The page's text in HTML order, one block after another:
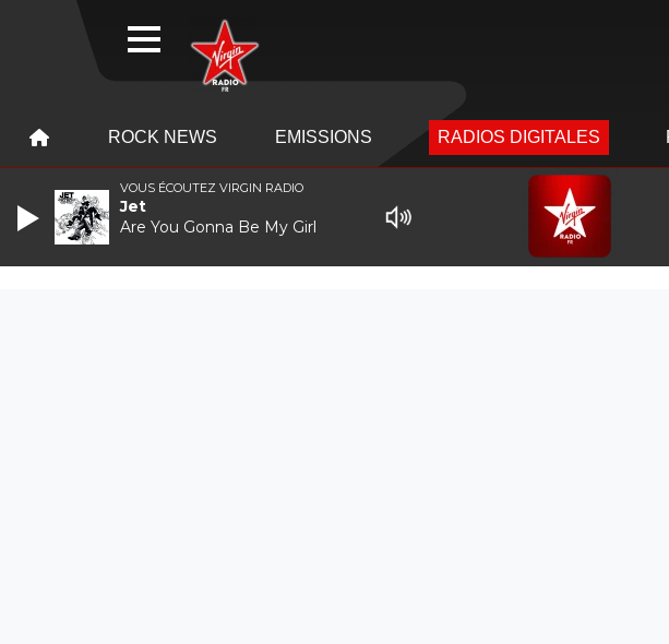
ROCK NEWS EMISSIONS RADIOS DIGITALES
VOUS ÉCOUTEZ VIRGIN RADIO
Jet
Are You Gonna Be My Girl
WEBRADIO